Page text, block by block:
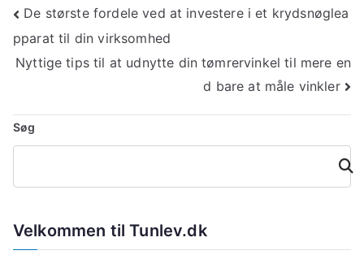
Indlægsnavigation
De største fordele ved at investere i et krydsnøglea
pparat til din virksomhed
Nyttige tips til at udnytte din tømrervinkel til mere en
d bare at måle vinkler
Søg
Søg
Velkommen til Tunlev.dk